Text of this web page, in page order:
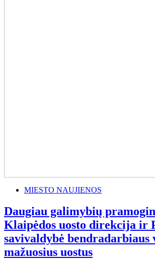
MIESTO NAUJIENOS
Daugiau galimybių
Klaipėdos uosto direkcija ir
savivaldybė bendradarbiaus
mažuosius uostus